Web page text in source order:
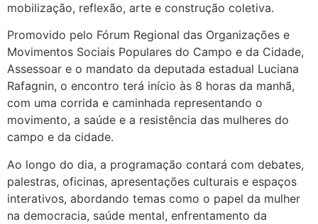
mobilização, reflexão, arte e construção coletiva.
Promovido pelo Fórum Regional das Organizações e
Movimentos Sociais Populares do Campo e da Cidade,
Assessoar e o mandato da deputada estadual Luciana
Rafagnin, o encontro terá início às 8 horas da manhã,
com uma corrida e caminhada representando o
movimento, a saúde e a resistência das mulheres do
campo e da cidade.
Ao longo do dia, a programação contará com debates,
palestras, oficinas, apresentações culturais e espaços
interativos, abordando temas como o papel da mulher
na democracia, saúde mental, enfrentamento da